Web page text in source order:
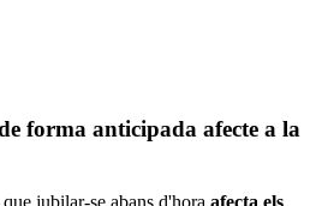
forma anticipada afecte a la
jubilar-se abans d'hora afecta els